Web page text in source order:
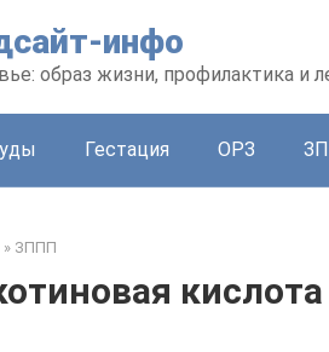
инфо
образ жизни, профилактика и
Гестация ОРЗ
» ЗППП